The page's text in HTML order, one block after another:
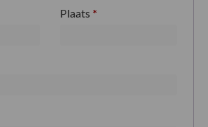
Plaats *